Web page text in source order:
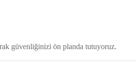
güvenliğinizi ön planda tutuyoruz.